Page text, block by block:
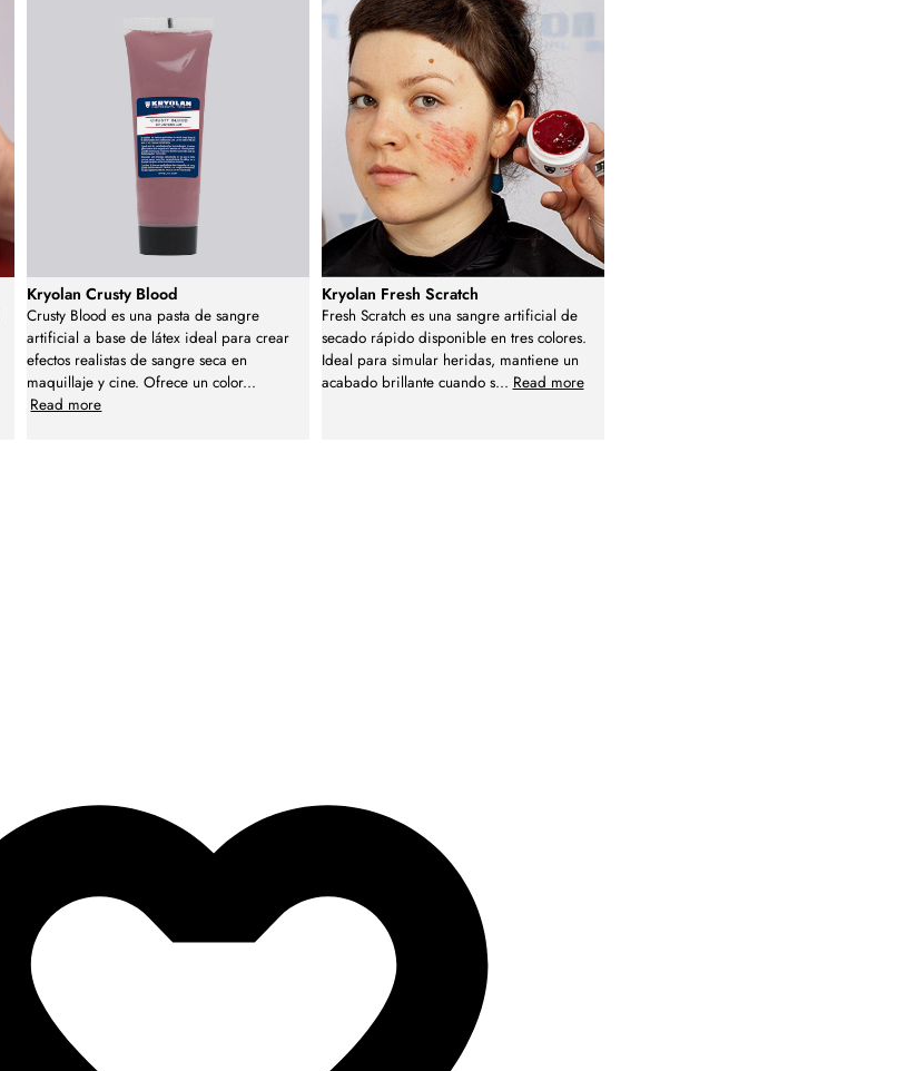
Kryolan Crusty Blood
Crusty Blood es una pasta de sangre
artificial a base de látex ideal para crear
efectos realistas de sangre seca en
maquillaje y cine. Ofrece un color...
Read more
Kryolan Fresh Scratch
Fresh Scratch es una sangre artificial de
secado rápido disponible en tres colores.
Ideal para simular heridas, mantiene un
acabado brillante cuando s... Read more